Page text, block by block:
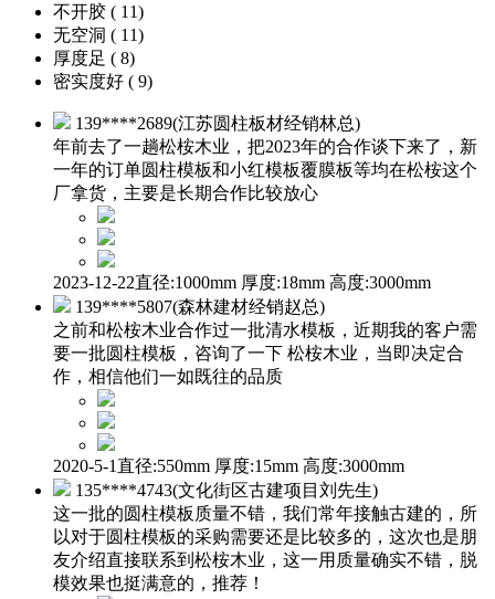
不开胶 ( 11)
无空洞 ( 11)
厚度足 ( 8)
密实度好 ( 9)
139****2689(江苏圆柱板材经销林总)
年前去了一趟松桉木业，把2023年的合作谈下来了，新
一年的订单圆柱模板和小红模板覆膜板等均在松桉这个
厂拿货，主要是长期合作比较放心
2023-12-22直径:1000mm 厚度:18mm 高度:3000mm
139****5807(森林建材经销赵总)
之前和松桉木业合作过一批清水模板，近期我的客户需
要一批圆柱模板，咨询了一下 松桉木业，当即决定合
作，相信他们一如既往的品质
2020-5-1直径:550mm 厚度:15mm 高度:3000mm
135****4743(文化街区古建项目刘先生)
这一批的圆柱模板质量不错，我们常年接触古建的，所
以对于圆柱模板的采购需要还是比较多的，这次也是朋
友介绍直接联系到松桉木业，这一用质量确实不错，脱
模效果也挺满意的，推荐！